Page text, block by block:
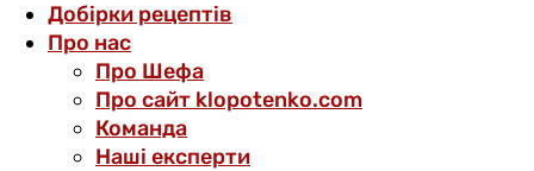
Добірки рецептів
Про нас
Про Шефа
Про сайт klopotenko.com
Команда
Наші експерти